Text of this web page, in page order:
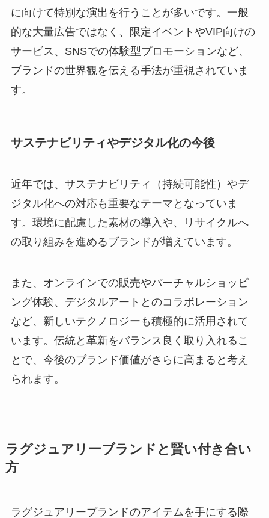
に向けて特別な演出を行うことが多いです。一般
的な大量広告ではなく、限定イベントやVIP向けの
サービス、SNSでの体験型プロモーションなど、
ブランドの世界観を伝える手法が重視されていま
す。
サステナビリティやデジタル化の今後
近年では、サステナビリティ（持続可能性）やデ
ジタル化への対応も重要なテーマとなっていま
す。環境に配慮した素材の導入や、リサイクルへ
の取り組みを進めるブランドが増えています。
また、オンラインでの販売やバーチャルショッピ
ング体験、デジタルアートとのコラボレーション
など、新しいテクノロジーも積極的に活用されて
います。伝統と革新をバランス良く取り入れるこ
とで、今後のブランド価値がさらに高まると考え
られます。
ラグジュアリーブランドと賢い付き合い
方
ラグジュアリーブランドのアイテムを手にする際